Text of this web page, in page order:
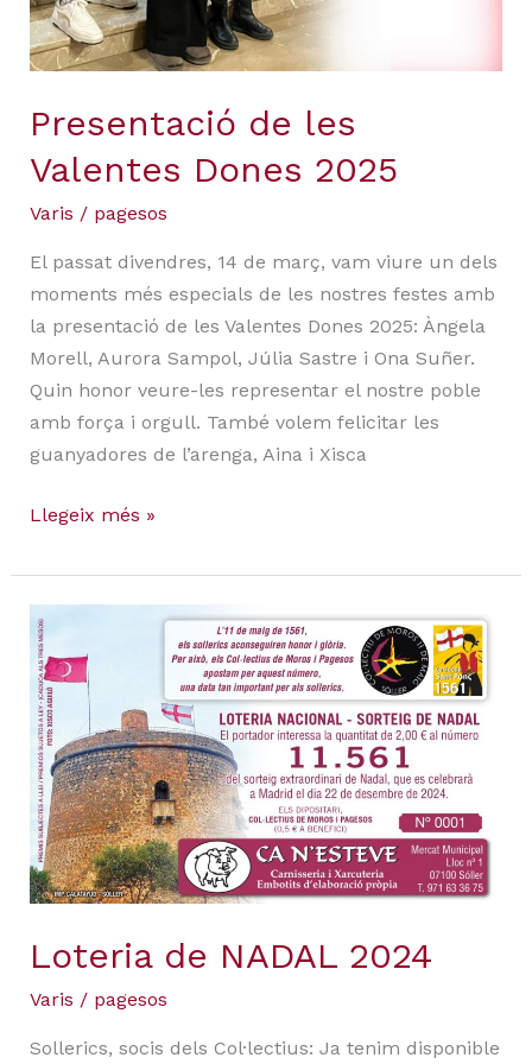
Presentació de les
Valentes Dones 2025
Varis / pagesos
El passat divendres, 14 de març, vam viure un dels
moments més especials de les nostres festes amb
la presentació de les Valentes Dones 2025: Àngela
Morell, Aurora Sampol, Júlia Sastre i Ona Suñer.
Quin honor veure-les representar el nostre poble
amb força i orgull. També volem felicitar les
guanyadores de l’arenga, Aina i Xisca
Llegeix més »
Loteria de NADAL 2024
Varis / pagesos
Sollerics, socis dels Col·lectius: Ja tenim disponible
Loteria
de
NADAL
2024